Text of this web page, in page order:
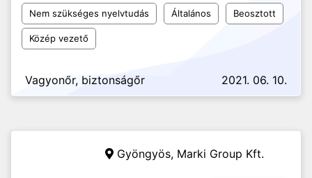
Nem szükséges nyelvtudás Általános Beosztott
Közép vezető
Vagyonőr, biztonságőr 2021. 06. 10.
Gyöngyös, Marki Group Kft.